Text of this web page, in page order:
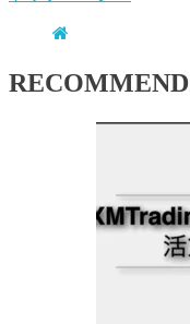
RECOMMEND